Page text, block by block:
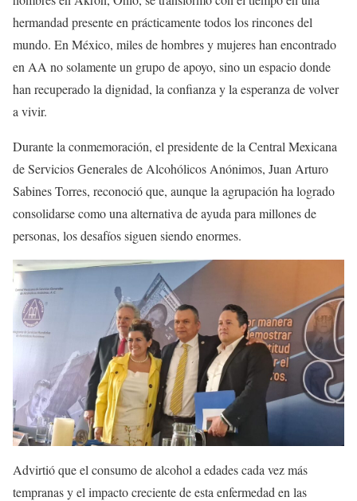
hermandad presente en prácticamente todos los rincones del
mundo. En México, miles de hombres y mujeres han encontrado
en AA no solamente un grupo de apoyo, sino un espacio donde
han recuperado la dignidad, la confianza y la esperanza de volver
a vivir.
Durante la conmemoración, el presidente de la Central Mexicana
de Servicios Generales de Alcohólicos Anónimos, Juan Arturo
Sabines Torres, reconoció que, aunque la agrupación ha logrado
consolidarse como una alternativa de ayuda para millones de
personas, los desafíos siguen siendo enormes.
Advirtió que el consumo de alcohol a edades cada vez más
tempranas y el impacto creciente de esta enfermedad en las